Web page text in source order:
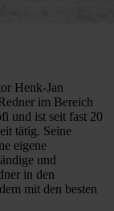
Henk-Jan
im Bereich
und ist seit fast 20
tätig. Seine
eigene
und
in den
mit den besten